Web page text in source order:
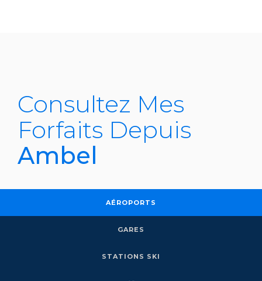
Consultez Mes
Forfaits Depuis
Ambel
AÉROPORTS
GARES
STATIONS SKI